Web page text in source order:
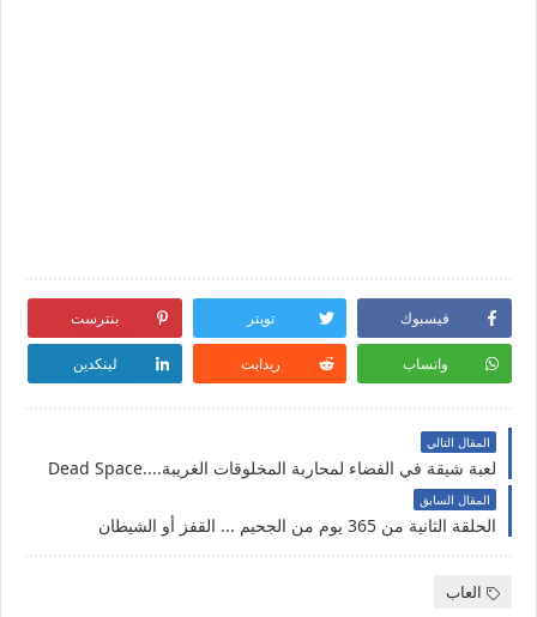
فيسبوك تويتر بنترست
واتساب ريدايت لينكدين
المقال التالي
لعبة شيقة في الفضاء لمحاربة المخلوقات الغريبة....Dead Space
المقال السابق
الحلقة الثانية من 365 يوم من الجحيم ... القفز أو الشيطان
العاب